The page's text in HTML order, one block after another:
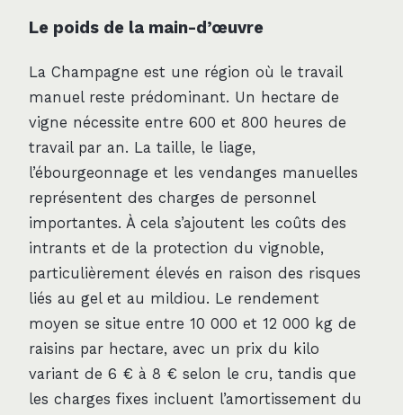
Le poids de la main-d’œuvre
La Champagne est une région où le travail
manuel reste prédominant. Un hectare de
vigne nécessite entre 600 et 800 heures de
travail par an. La taille, le liage,
l’ébourgeonnage et les vendanges manuelles
représentent des charges de personnel
importantes. À cela s’ajoutent les coûts des
intrants et de la protection du vignoble,
particulièrement élevés en raison des risques
liés au gel et au mildiou. Le rendement
moyen se situe entre 10 000 et 12 000 kg de
raisins par hectare, avec un prix du kilo
variant de 6 € à 8 € selon le cru, tandis que
les charges fixes incluent l’amortissement du